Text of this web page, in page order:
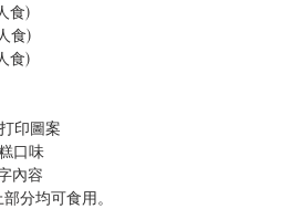
食)
食)
食)
印圖案
口味
內容
分均可食用。